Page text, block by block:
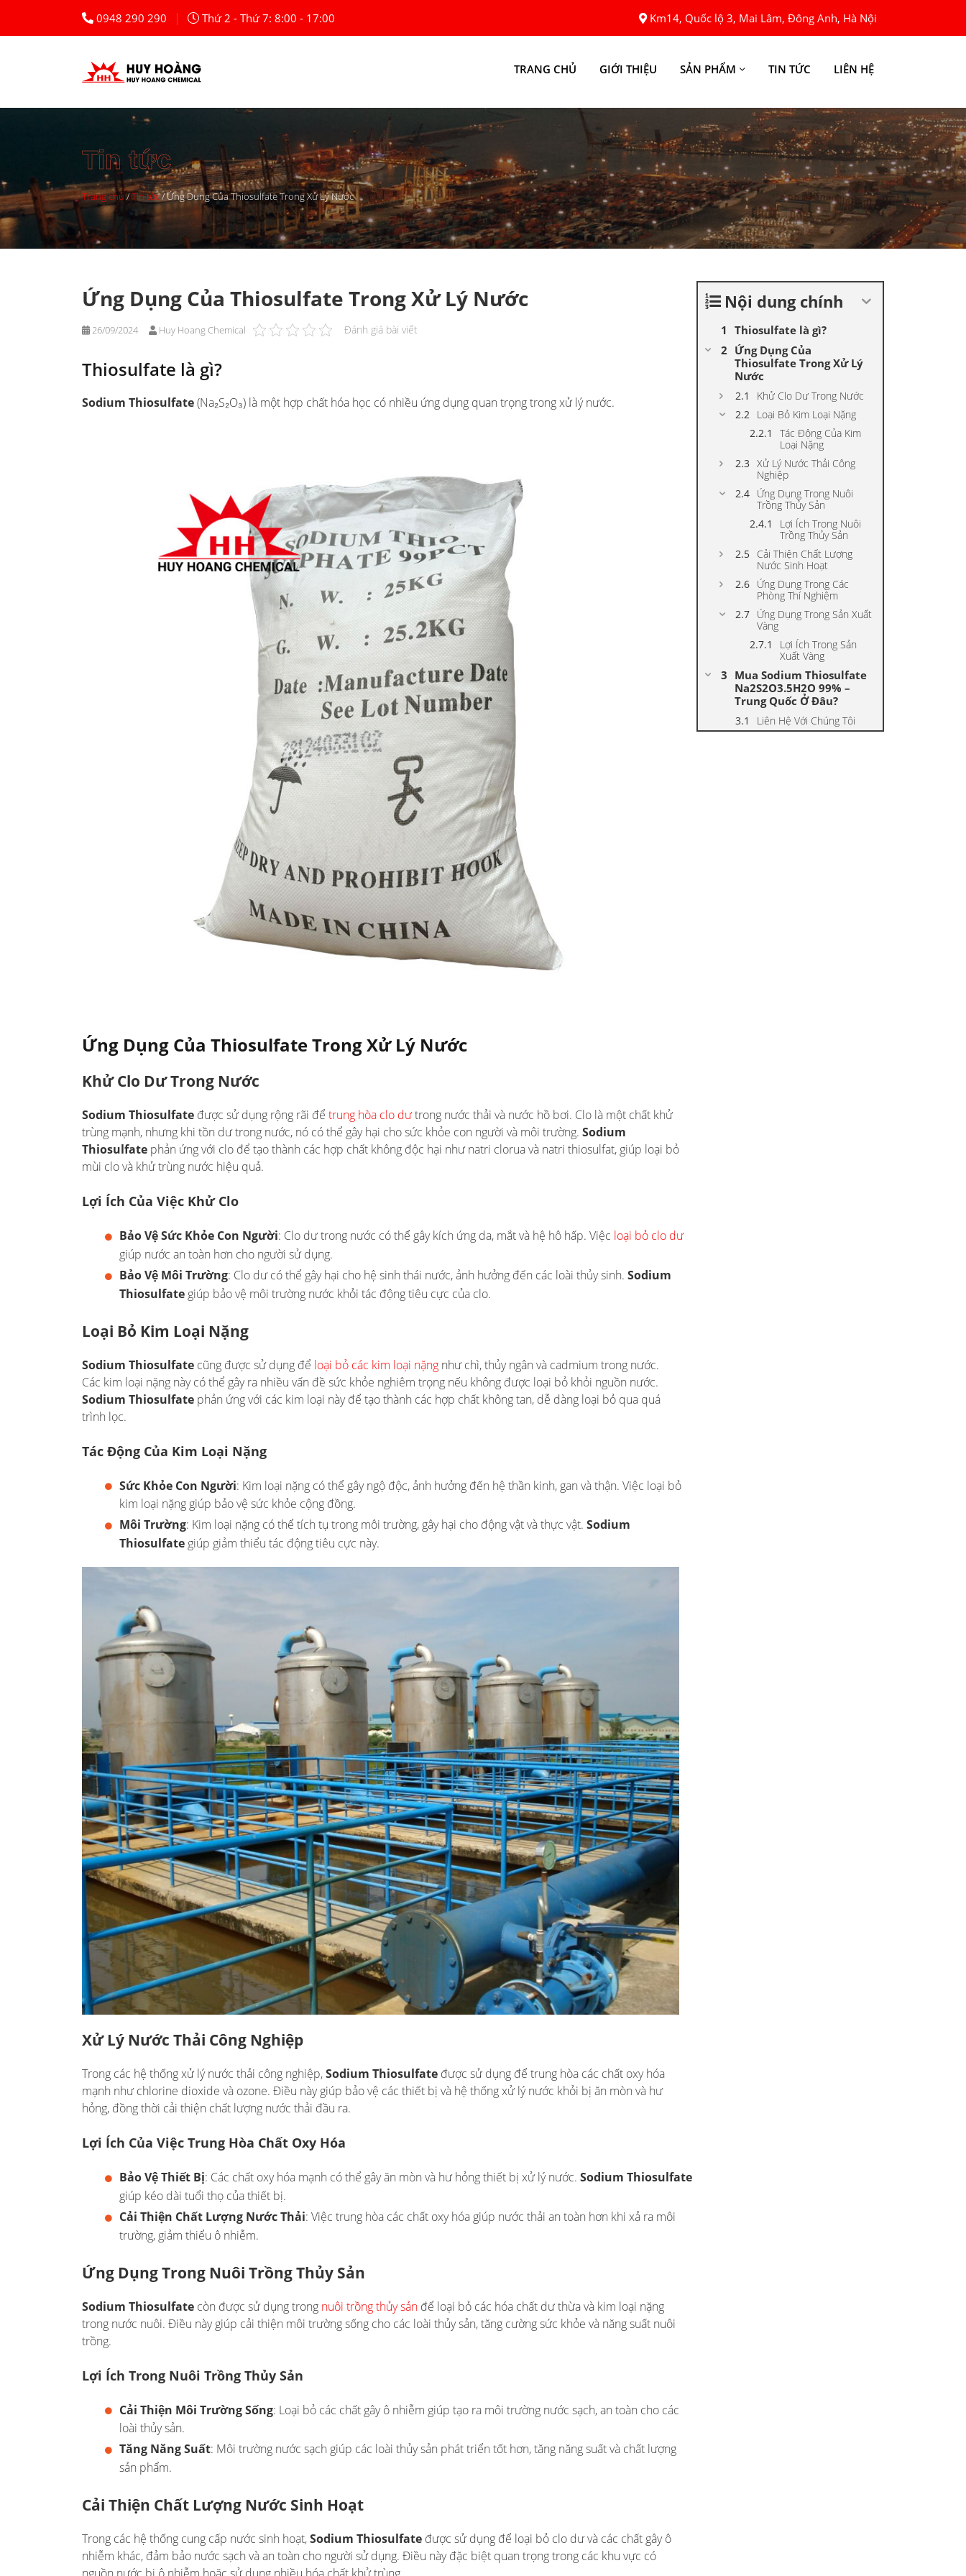
0948 290 290 | Thứ 2 - Thứ 7: 8:00 - 17:00 Km14, Quốc lộ 3, Mai Lâm, Đông Anh, Hà Nội
TRANG CHỦ GIỚI THIỆU SẢN PHẨM TIN TỨC LIÊN HỆ
Tin tức
Trang chủ/Tin tức/Ứng Dụng Của Thiosulfate Trong Xử Lý Nước
Ứng Dụng Của Thiosulfate Trong Xử Lý Nước
26/09/2024 Huy Hoang Chemical Đánh giá bài viết
Thiosulfate là gì?
Sodium Thiosulfate(Na₂S₂O₃) là một hợp chất hóa học có nhiều ứng dụng quan trọng trong xử lý nước.
Ứng Dụng Của Thiosulfate Trong Xử Lý Nước
Khử Clo Dư Trong Nước
Sodium Thiosulfate được sử dụng rộng rãi để trung hòa clo dưtrong nước thải và nước hồ bơi. Clo là một chất khử
trùng mạnh, nhưng khi tồn dư trong nước, nó có thể gây hại cho sức khỏe con người và môi trường. Sodium
Thiosulfate phản ứng với clo để tạo thành các hợp chất không độc hại như natri clorua và natri thiosulfat, giúp loại bỏ
mùi clo và khử trùng nước hiệu quả.
Lợi Ích Của Việc Khử Clo
Bảo Vệ Sức Khỏe Con Người: Clo dư trong nước có thể gây kích ứng da, mắt và hệ hô hấp. Việc loại bỏ clo dư
giúp nước an toàn hơn cho người sử dụng.
Bảo Vệ Môi Trường: Clo dư có thể gây hại cho hệ sinh thái nước, ảnh hưởng đến các loài thủy sinh. Sodium
Thiosulfate giúp bảo vệ môi trường nước khỏi tác động tiêu cực của clo.
Loại Bỏ Kim Loại Nặng
Sodium Thiosulfate cũng được sử dụng để loại bỏ các kim loại nặng như chì, thủy ngân và cadmium trong nước.
Các kim loại nặng này có thể gây ra nhiều vấn đề sức khỏe nghiêm trọng nếu không được loại bỏ khỏi nguồn nước.
Sodium Thiosulfate phản ứng với các kim loại này để tạo thành các hợp chất không tan, dễ dàng loại bỏ qua quá
trình lọc.
Tác Động Của Kim Loại Nặng
Sức Khỏe Con Người: Kim loại nặng có thể gây ngộ độc, ảnh hưởng đến hệ thần kinh, gan và thận. Việc loại bỏ
kim loại nặng giúp bảo vệ sức khỏe cộng đồng.
Môi Trường: Kim loại nặng có thể tích tụ trong môi trường, gây hại cho động vật và thực vật. Sodium
Thiosulfate giúp giảm thiểu tác động tiêu cực này.
Xử Lý Nước Thải Công Nghiệp
Trong các hệ thống xử lý nước thải công nghiệp,Sodium Thiosulfate được sử dụng để trung hòa các chất oxy hóa
mạnh như chlorine dioxide và ozone. Điều này giúp bảo vệ các thiết bị và hệ thống xử lý nước khỏi bị ăn mòn và hư
hỏng, đồng thời cải thiện chất lượng nước thải đầu ra.
Lợi Ích Của Việc Trung Hòa Chất Oxy Hóa
Bảo Vệ Thiết Bị: Các chất oxy hóa mạnh có thể gây ăn mòn và hư hỏng thiết bị xử lý nước. Sodium Thiosulfate
giúp kéo dài tuổi thọ của thiết bị.
Cải Thiện Chất Lượng Nước Thải: Việc trung hòa các chất oxy hóa giúp nước thải an toàn hơn khi xả ra môi
trường, giảm thiểu ô nhiễm.
Ứng Dụng Trong Nuôi Trồng Thủy Sản
Sodium Thiosulfate còn được sử dụng trong nuôi trồng thủy sản để loại bỏ các hóa chất dư thừa và kim loại nặng
trong nước nuôi. Điều này giúp cải thiện môi trường sống cho các loài thủy sản, tăng cường sức khỏe và năng suất nuôi
trồng.
Lợi Ích Trong Nuôi Trồng Thủy Sản
Cải Thiện Môi Trường Sống: Loại bỏ các chất gây ô nhiễm giúp tạo ra môi trường nước sạch, an toàn cho các
loài thủy sản.
Tăng Năng Suất: Môi trường nước sạch giúp các loài thủy sản phát triển tốt hơn, tăng năng suất và chất lượng
sản phẩm.
Cải Thiện Chất Lượng Nước Sinh Hoạt
Trong các hệ thống cung cấp nước sinh hoạt,Sodium Thiosulfate được sử dụng để loại bỏ clo dư và các chất gây ô
nhiễm khác, đảm bảo nước sạch và an toàn cho người sử dụng. Điều này đặc biệt quan trọng trong các khu vực có
Nội dung chính
Thiosulfate là gì?
Ứng Dụng Của
Thiosulfate Trong Xử Lý
Nước
Khử Clo Dư Trong Nước
Loại Bỏ Kim Loại Nặng
Tác Động Của Kim
Loại Nặng
Xử Lý Nước Thải Công
Nghiệp
Ứng Dụng Trong Nuôi
Trồng Thủy Sản
Lợi Ích Trong Nuôi
Trồng Thủy Sản
Cải Thiện Chất Lượng
Nước Sinh Hoạt
Ứng Dụng Trong Các
Phòng Thí Nghiệm
Ứng Dụng Trong Sản Xuất
Vàng
Lợi Ích Trong Sản
Xuất Vàng
Mua Sodium Thiosulfate
Na2S2O3.5H2O 99% –
Trung Quốc Ở Đâu?
Liên Hệ Với Chúng Tôi